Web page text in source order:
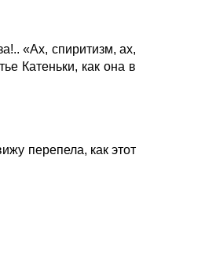
«Ах, спиритизм, ах,
Катеньки, как она в
перепела, как этот